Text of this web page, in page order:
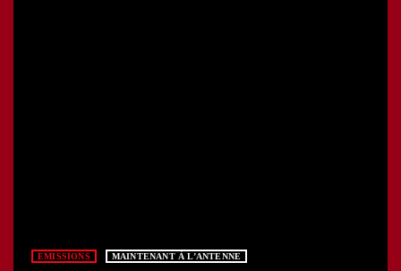
EMISSIONS MAINTENANT À L’ANTENNE